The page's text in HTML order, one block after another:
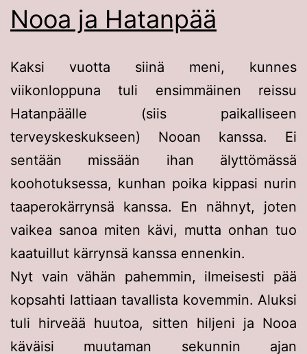
Nooa ja Hatanpää
Kaksi vuotta siinä meni, kunnes
viikonloppuna tuli ensimmäinen reissu
Hatanpäälle (siis paikalliseen
terveyskeskukseen) Nooan kanssa. Ei
sentään missään ihan älyttömässä
koohotuksessa, kunhan poika kippasi nurin
taaperokärrynsä kanssa. En nähnyt, joten
vaikea sanoa miten kävi, mutta onhan tuo
kaatuillut kärrynsä kanssa ennenkin.
Nyt vain vähän pahemmin, ilmeisesti pää
kopsahti lattiaan tavallista kovemmin. Aluksi
tuli hirveää huutoa, sitten hiljeni ja Nooa
käväisi muutaman sekunnin ajan